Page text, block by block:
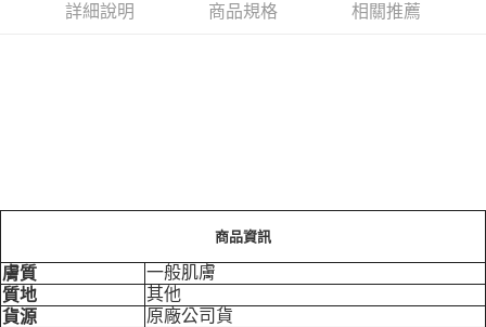
宅配［需2-3個工作天不含預購商品］
詳細說明 商品規格 相關推薦
商品資訊
膚質
一般肌膚
質地
其他
貨源
原廠公司貨